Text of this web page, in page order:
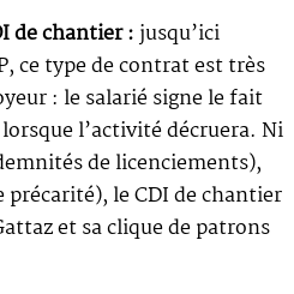
de chantier : jusqu’ici
ce type de contrat est très
: le salarié signe le fait
l’activité décruera. Ni
de licenciements),
précarité), le CDI de chantier
et sa clique de patrons